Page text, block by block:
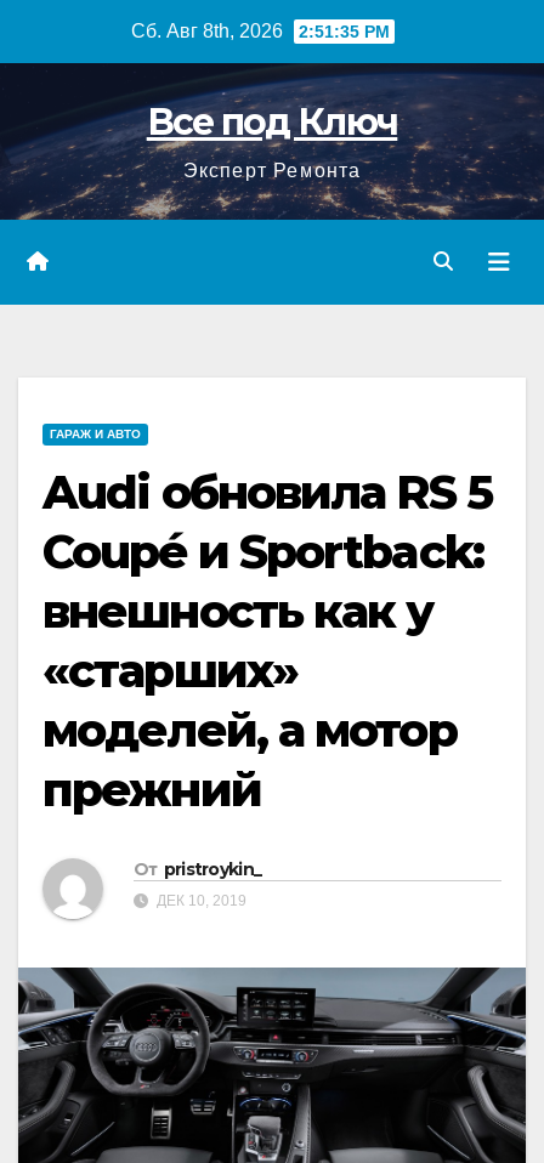
Сб. Авг 8th, 2026 2:51:36 PM
Все под Ключ
Эксперт Ремонта
ГАРАЖ И АВТО
Audi обновила RS 5
Coupé и Sportback:
внешность как у
«старших»
моделей, а мотор
прежний
От pristroykin_
ДЕК 10, 2019